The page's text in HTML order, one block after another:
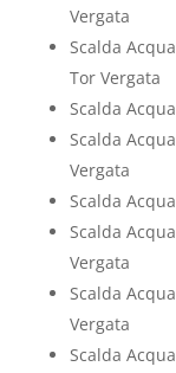
Vergata
Scalda
Tor Vergata
Scalda
Scalda
Vergata
Scalda
Scalda
Vergata
Scalda
Vergata
Scalda